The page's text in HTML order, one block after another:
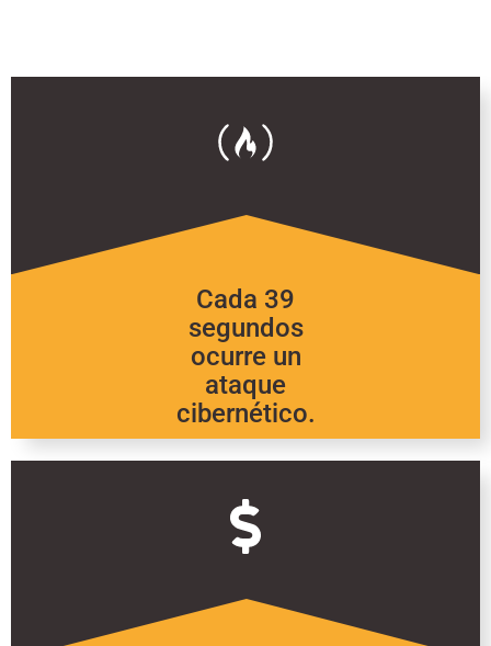
Cada 39
segundos
ocurre un
ataque
cibernético.